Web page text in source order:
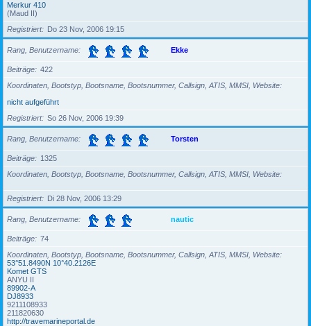
Merkur 410
(Maud II)
Registriert
Do 23 Nov, 2006 19:15
Rang, Benutzername Ekke
Beiträge
422
Koordinaten, Bootstyp, Bootsname, Bootsnummer, Callsign, ATIS, MMSI, Website
nicht aufgeführt
Registriert
So 26 Nov, 2006 19:39
Rang, Benutzername Torsten
Beiträge
1325
Koordinaten, Bootstyp, Bootsname, Bootsnummer, Callsign, ATIS, MMSI, Website
Registriert Di 28 Nov, 2006 13:29
Rang, Benutzername nautic
Beiträge
74
Koordinaten, Bootstyp, Bootsname, Bootsnummer, Callsign, ATIS, MMSI, Website
53°51.8490N 10°40.2126E
Komet GTS
ANYU II
89902-A
DJ8933
9211108933
211820630
http://travemarineportal.de